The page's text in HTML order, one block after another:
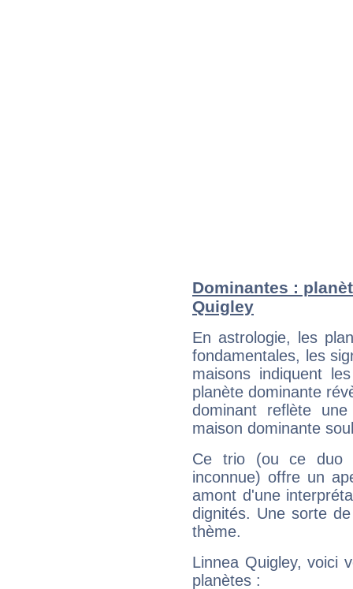
Dominantes :
Quigley
En astrologie, les
fondamentales, les
maisons indiquent
planète dominante
dominant reflète
maison dominante
Ce trio (ou ce duo
inconnue) offre un
amont d'une
dignités. Une sorte
thème.
Linnea Quigley, voici
planètes :